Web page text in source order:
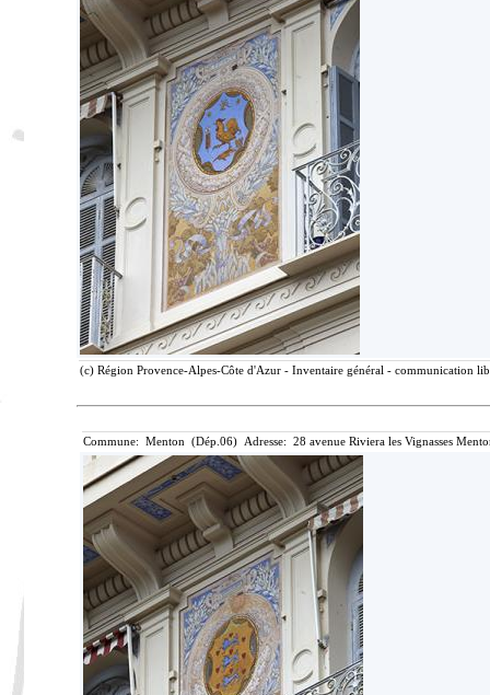
(c) Région Provence-Alpes-Côte d'Azur - Inventaire général - communication
Commune: Menton (Dép.06) Adresse: 28 avenue Riviera les Vignasses